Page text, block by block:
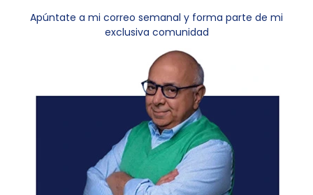
Apúntate a mi correo semanal y forma parte de mi
exclusiva comunidad